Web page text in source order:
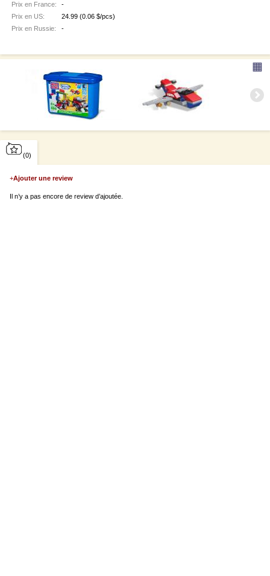
Prix en France:
-
Prix en US:
24.99 (0.06 $/pcs)
Prix en Russie:
-
▦
(0)
+Ajouter une review
Il n’y a pas encore de review d’ajoutée.